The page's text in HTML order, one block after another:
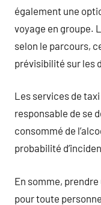
également une
voyage en groupe.
selon le parcours,
prévisibilité sur les
Les services de
responsable de se
consommé de
probabilité
En somme,
pour toute